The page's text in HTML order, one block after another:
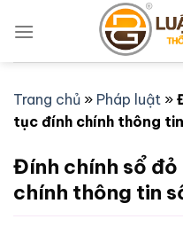
qua
Trang chủ » Pháp luật »
tục đính chính thông
Đính chính sổ
chính thông tin